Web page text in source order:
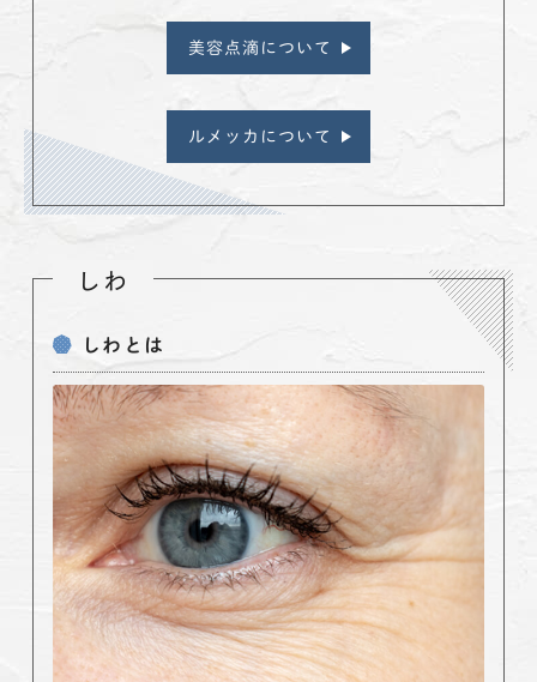
美容点滴について
ルメッカについて
しわ
しわとは